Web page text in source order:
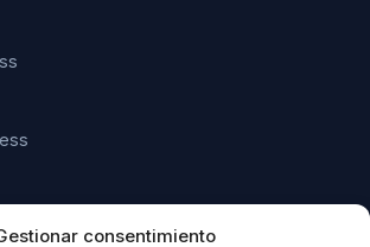
consentimiento